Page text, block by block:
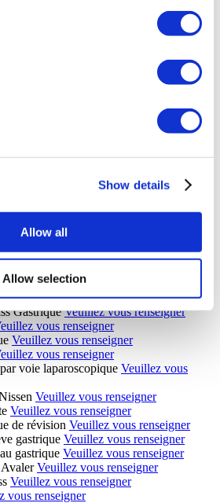
Show details
Allow all
Allow selection
Des Membres
Veuillez vous
Veuillez vous renseigner
renseigner
Gastrique Veuillez vous renseigner
vous renseigner
Veuillez vous renseigner
vous renseigner
voie laparoscopique Veuillez vous
Veuillez vous renseigner
Veuillez vous renseigner
de révision Veuillez vous renseigner
gastrique Veuillez vous renseigner
gastrique Veuillez vous renseigner
Veuillez vous renseigner
Veuillez vous renseigner
vous renseigner